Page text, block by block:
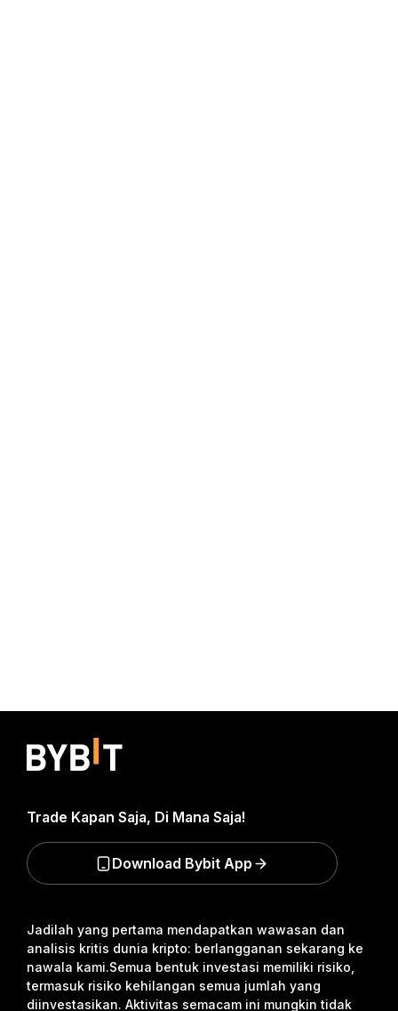
Jadilah yang pertama mendapatkan wawasan dan
analisis kritis dunia kripto: berlangganan sekarang ke
nawala kami.Semua bentuk investasi memiliki risiko,
termasuk risiko kehilangan semua jumlah yang
diinvestasikan. Aktivitas semacam ini mungkin tidak
Trade Kapan Saja, Di Mana Saja!
Download Bybit App